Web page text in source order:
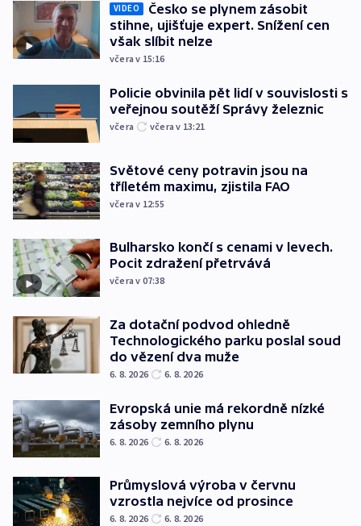
VIDEO
Česko se plynem zásobit
stihne, ujišťuje expert. Snížení cen
však slíbit nelze
včera v 15:16
Policie obvinila pět lidí v souvislosti s
veřejnou soutěží Správy železnic
včera včera v 13:21
Světové ceny potravin jsou na
tříletém maximu, zjistila FAO
včera v 12:55
Bulharsko končí s cenami v levech.
Pocit zdražení přetrvává
včera v 07:38
Za dotační podvod ohledně
Technologického parku poslal soud
do vězení dva muže
6. 8. 2026 6. 8. 2026
Evropská unie má rekordně nízké
zásoby zemního plynu
6. 8. 2026 6. 8. 2026
Průmyslová výroba v červnu
vzrostla nejvíce od prosince
6. 8. 2026 6. 8. 2026